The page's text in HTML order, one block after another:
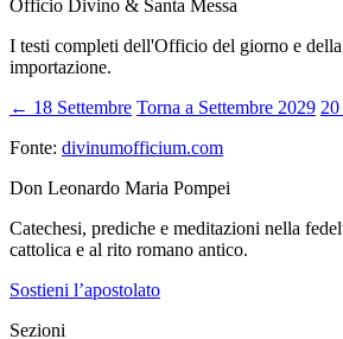
Officio Divino & Santa Messa
I testi completi dell'Officio del giorno e
importazione.
← 18 Settembre Torna a Settembre 2029
Fonte: divinumofficium.com
Don Leonardo Maria Pompei
Catechesi, prediche e meditazioni nella
cattolica e al rito romano antico.
Sostieni l’apostolato
Sezioni